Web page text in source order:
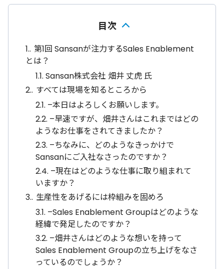
目次
1. 第1回 Sansanが注力するSales Enablement
とは？
1.1. Sansan株式会社 畑井 丈虎 氏
2. すべては現場を知るところから
2.1. –本日はよろしくお願いします。
2.2. –早速ですが、畑井さんはこれまではどの
ようなお仕事をされてきましたか？
2.3. –ちなみに、どのようなきっかけで
Sansanにご入社なさったのですか？
2.4. –現在はどのような仕事に取り組まれて
いますか？
3. 生産性をあげるには枠組みを固めろ
3.1. –Sales Enablement Groupはどのような
経緯で発足したのですか？
3.2. –畑井さんはどのような想いを持って
Sales Enablement Groupの立ち上げをなさ
っているのでしょうか？